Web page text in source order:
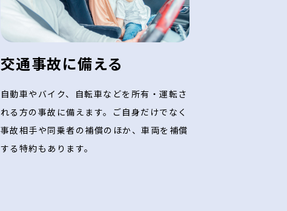
交通事故に備える
自動車やバイク、自転車などを所有・運転さ
れる方の事故に備えます。ご自身だけでなく
事故相手や同乗者の補償のほか、車両を補償
する特約もあります。